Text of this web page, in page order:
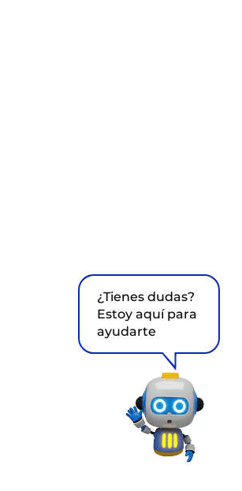
¿Tienes dudas?
Estoy aquí para
ayudarte